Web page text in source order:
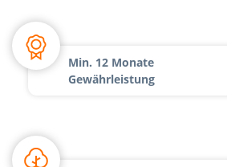
Min. 12 Monate
Gewährleistung